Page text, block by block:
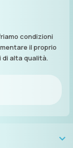
condizioni
il proprio
di alta qualità.